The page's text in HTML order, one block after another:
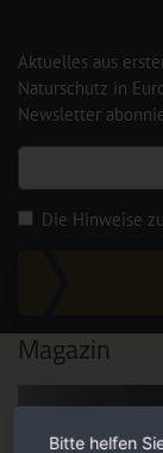
Aktuelles aus
Naturschutz in
Newsletter
Die Hinweise
Magazin
Bitte helfen